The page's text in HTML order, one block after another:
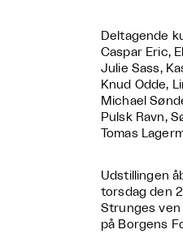
Deltagende
Caspar Eric,
Julie Sass,
Knud Odde,
Michael
Pulsk Ravn,
Tomas
Udstillingen
torsdag den
Strunges
på Borgens